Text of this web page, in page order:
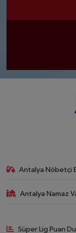
Antalya Nöbetçi
Antalya Namaz
Süper Lig Puan